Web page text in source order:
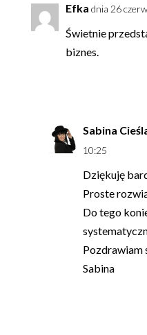
Efka dnia 26
Świetnie
biznes.
Sabina
10:25
Dziękuję
Proste
Do tego
Pozdrawiam
Sabina